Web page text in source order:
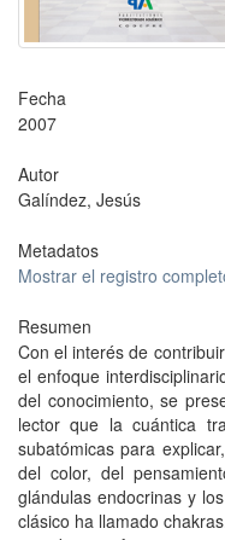
Fecha
2007
Autor
Galíndez, Jesús
Metadatos
Mostrar el registro
Resumen
Con el interés de
el enfoque
del conocimiento, se
lector que la cuántica
subatómicas para
del color, del
glándulas endocrinas y
clásico ha llamado